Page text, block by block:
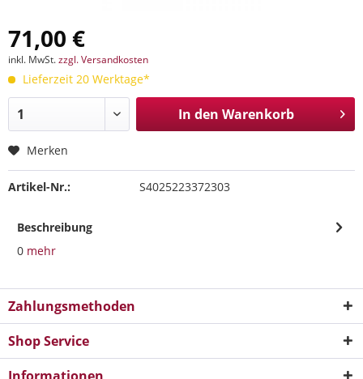
71,00 €
inkl. MwSt.zzgl. Versandkosten
Lieferzeit 20 Werktage*
In den Warenkorb
Merken
Artikel-Nr.: S4025223372303
Beschreibung
0 mehr
Zahlungsmethoden
Shop Service